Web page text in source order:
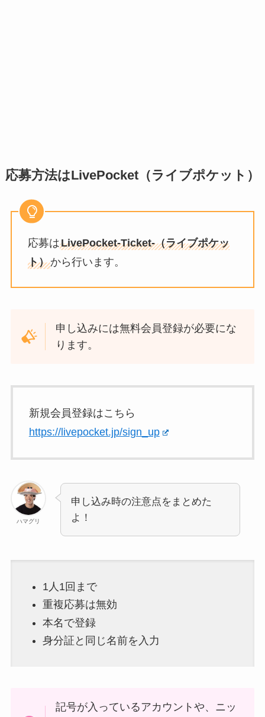
応募方法はLivePocket（ライブポケット）
応募はLivePocket-Ticket-（ライブポケッ
ト）から行います。
申し込みには無料会員登録が必要にな
ります。
新規会員登録はこちら
https://livepocket.jp/sign_up
ハマグリ
申し込み時の注意点をまとめた
よ！
1人1回まで
重複応募は無効
本名で登録
身分証と同じ名前を入力
記号が入っているアカウントや、ニッ